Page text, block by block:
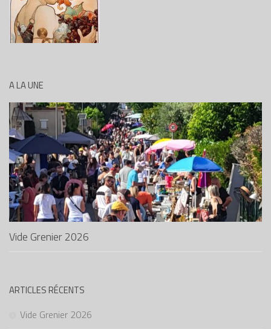
A LA UNE
Vide Grenier 2026
ARTICLES RÉCENTS
Vide Grenier 2026